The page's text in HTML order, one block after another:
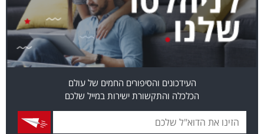
העידכונים והסיפורים החמים של עולם
הכלכלה והתקשורת ישירות במייל שלכם